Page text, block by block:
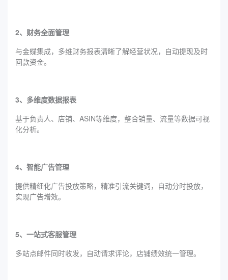
2、财务全面管理
与金蝶集成，多维财务报表清晰了解经营状况，自动提现及时
回款资金。
3、多维度数据报表
基于负责人、店铺、ASIN等维度，整合销量、流量等数据可视
化分析。
4、智能广告管理
提供精细化广告投放策略，精准引流关键词，自动分时投放，
实现广告增效。
5、一站式客服管理
多站点邮件同时收发，自动请求评论，店铺绩效统一管理。